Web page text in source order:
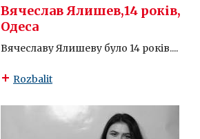
Вячеслав Ялишев,14 років,
Одеса
Вячеславу Ялишеву було 14 років....
Rozbalit